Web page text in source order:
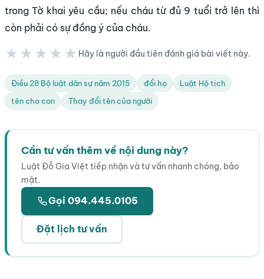
trong Tờ khai yêu cầu; nếu cháu từ đủ 9 tuổi trở lên thì
còn phải có sự đồng ý của cháu.
★★★★★ Hãy là người đầu tiên đánh giá bài viết này.
Điều 28 Bộ luật dân sự năm 2015 đổi họ
Luật Hộ tịch
tên cho con
Thay đổi tên của người
Cần tư vấn thêm về nội dung này?
Luật Đỗ Gia Việt tiếp nhận và tư vấn nhanh chóng, bảo
mật.
Gọi 094.445.0105
Đặt lịch tư vấn